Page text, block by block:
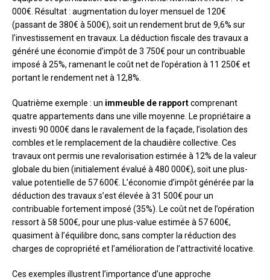
000€. Résultat : augmentation du loyer mensuel de 120€
(passant de 380€ à 500€), soit un rendement brut de 9,6% sur
l’investissement en travaux. La déduction fiscale des travaux a
généré une économie d’impôt de 3 750€ pour un contribuable
imposé à 25%, ramenant le coût net de l’opération à 11 250€ et
portant le rendement net à 12,8%.
Quatrième exemple : un immeuble de rapportcomprenant
quatre appartements dans une ville moyenne. Le propriétaire a
investi 90 000€ dans le ravalement de la façade, l’isolation des
combles et le remplacement de la chaudière collective. Ces
travaux ont permis une revalorisation estimée à 12% de la valeur
globale du bien (initialement évalué à 480 000€), soit une plus-
value potentielle de 57 600€. L’économie d’impôt générée par la
déduction des travaux s’est élevée à 31 500€ pour un
contribuable fortement imposé (35%). Le coût net de l’opération
ressort à 58 500€, pour une plus-value estimée à 57 600€,
quasiment à l’équilibre donc, sans compter la réduction des
charges de copropriété et l’amélioration de l’attractivité locative.
Ces exemples illustrent l’importance d’une approche